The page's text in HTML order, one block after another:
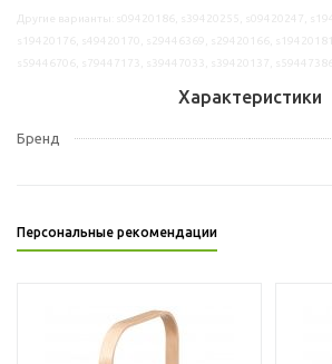
Характеристики
Бренд
Персональные рекомендации